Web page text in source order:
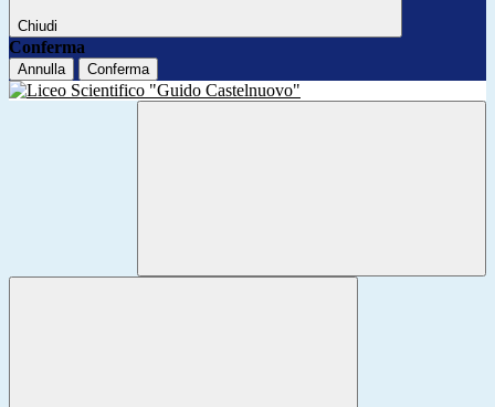
Chiudi
Conferma
Annulla Conferma